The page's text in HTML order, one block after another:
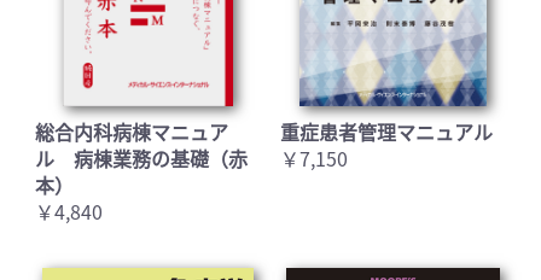
総合内科病棟マニュア
ル 病棟業務の基礎（赤
本）
￥4,840
重症患者管理マニュアル
￥7,150